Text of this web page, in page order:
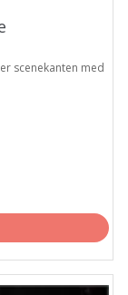
scenekanten med